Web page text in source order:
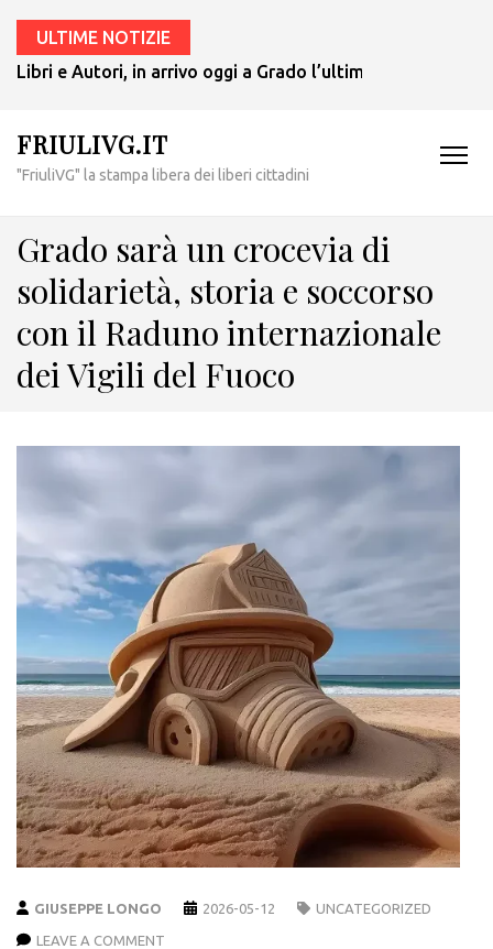
ULTIME NOTIZIE
Libri e Autori, in arrivo oggi a Grado l’ultimo giallo di
FRIULIVG.IT
"FriuliVG" la stampa libera dei liberi cittadini
Grado sarà un crocevia di
solidarietà, storia e soccorso
con il Raduno internazionale
dei Vigili del Fuoco
GIUSEPPE LONGO 2026-05-12 UNCATEGORIZED
LEAVE A COMMENT